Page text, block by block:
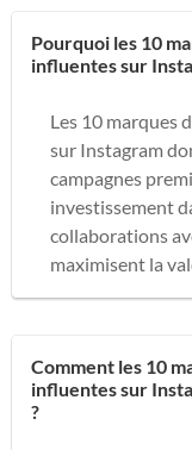
Pourquoi les 10
influentes sur
Les 10 marques
sur Instagram
campagnes
investissement
collaborations
maximisent la
Comment les 10
influentes sur
?